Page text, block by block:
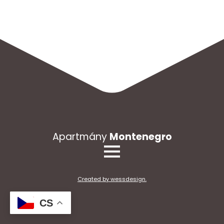
Apartmány Montenegro
Created by wessdesign.
CS